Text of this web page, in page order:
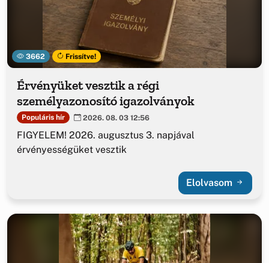
3662 Frissítve!
Érvényüket vesztik a régi
személyazonosító igazolványok
Populáris hír 2026. 08. 03 12:56
FIGYELEM! 2026. augusztus 3. napjával
érvényességüket vesztik
Elolvasom